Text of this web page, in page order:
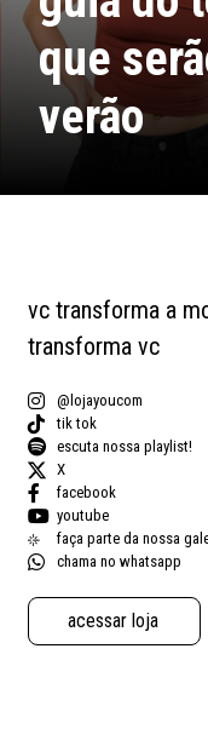
que
verão
vc transforma a
transforma vc
@lojayoucom
tik tok
escuta nossa playlist!
X
facebook
youtube
faça parte da nossa
chama no whatsapp
acessar loja